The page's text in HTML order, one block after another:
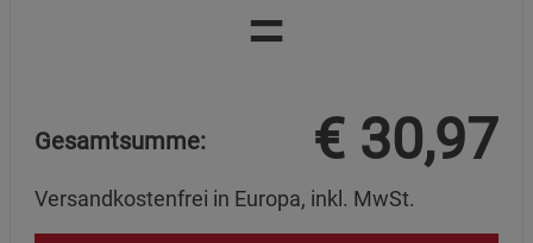
=
Gesamtsumme: € 30,97
Versandkostenfrei in Europa, inkl. MwSt.